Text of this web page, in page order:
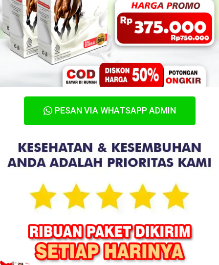
PESAN VIA WHATSAPP ADMIN